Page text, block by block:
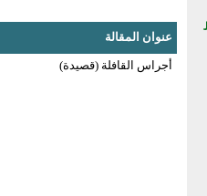
عنوان المقالة
أجراس القافلة (قصيدة)